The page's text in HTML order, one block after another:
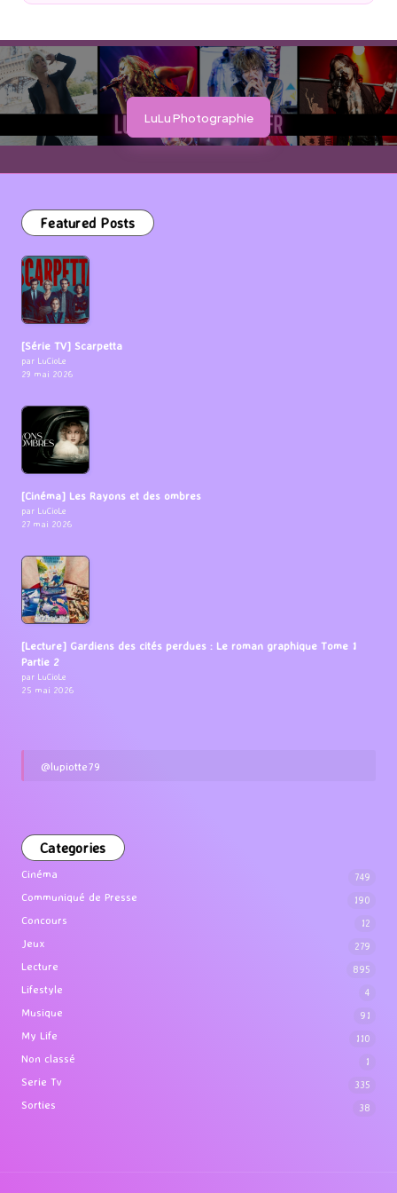
by
LuLu Photographie
Featured Posts
[Série TV] Scarpetta
par LuCioLe
29 mai 2026
[Cinéma] Les Rayons et des ombres
par LuCioLe
27 mai 2026
[Lecture] Gardiens des cités perdues : Le roman graphique Tome 1
Partie 2
par LuCioLe
25 mai 2026
@lupiotte79
Categories
Cinéma 749
Communiqué de Presse 190
Concours 12
Jeux 279
Lecture 895
Lifestyle 4
Musique 91
My Life 110
Non classé 1
Serie Tv 335
Sorties 38